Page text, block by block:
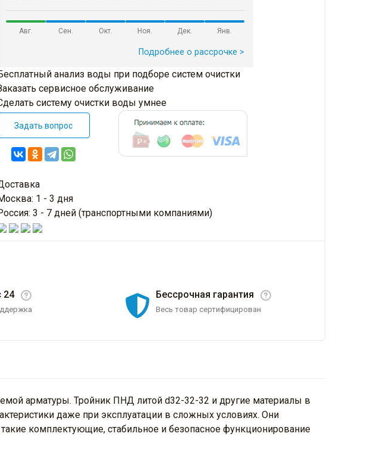
Авг. Сен. Окт. Ноя. Дек. Янв.
Подробнее о рассрочке >
анализ воды при подборе систем очистки
сервисное обслуживание
систему очистки воды умнее
Задать вопрос
1 - 3 дня
3 - 7 дней (транспортными компаниями)
24 Бессрочная гарантия
Весь товар сертифицирован
арматуры. Тройник ПНД литой d32-32-32 и другие материалы в
даже при эксплуатации в сложных условиях. Они
комплектующие, стабильное и безопасное функционирование